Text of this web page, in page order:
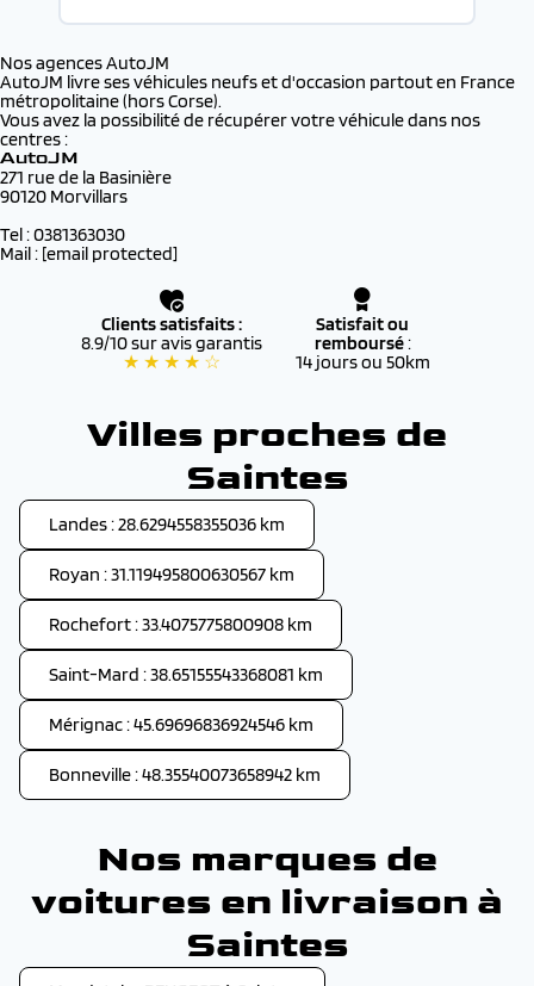
Nos agences AutoJM
AutoJM livre ses véhicules neufs et d'occasion partout en France
métropolitaine (hors Corse).
Vous avez la possibilité de récupérer votre véhicule dans nos
centres :
AutoJM
271 rue de la Basinière
90120 Morvillars
Tel : 0381363030
Mail : [email protected]
Clients satisfaits :
8.9/10 sur avis garantis
★ ★ ★ ★ ☆
Satisfait ou
remboursé:
14 jours ou 50km
Villes proches de
Saintes
Landes : 28.6294558355036 km
Royan : 31.119495800630567 km
Rochefort : 33.4075775800908 km
Saint-Mard : 38.65155543368081 km
Mérignac : 45.69696836924546 km
Bonneville : 48.35540073658942 km
Nos marques de
voitures en livraison à
Saintes